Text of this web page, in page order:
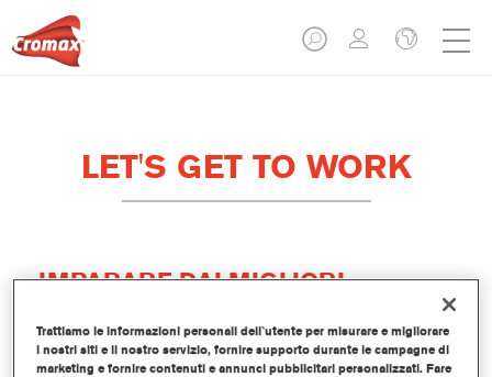
LET'S GET TO WORK
IMPARARE DAI MIGLIORI
Questi video su "come fare" aiutano Verniciatori
e Carrozzerie ad ottenere riparazioni eccellenti,
Trattiamo le informazioni personali dell`utente per misurare e migliorare
i nostri siti e il nostro servizio, fornire supporto durante le campagne di
marketing e fornire contenuti e annunci pubblicitari personalizzati. Fare